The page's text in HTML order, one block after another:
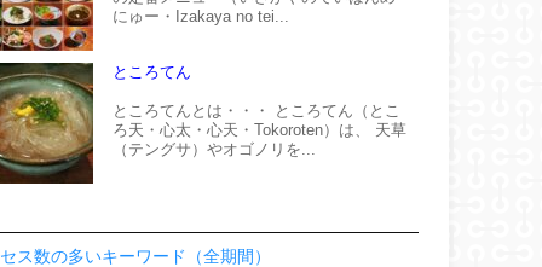
にゅー・Izakaya no tei...
ところてん
ところてんとは・・・ ところてん（とこ
ろ天・心太・心天・Tokoroten）は、 天草
（テングサ）やオゴノリを...
ス数の多いキーワード（全期間）